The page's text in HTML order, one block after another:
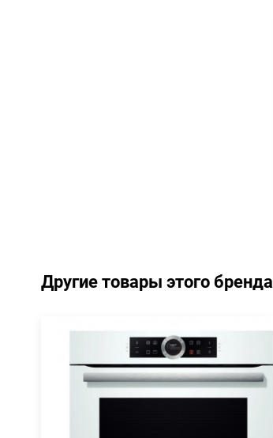
Другие товары этого бренда